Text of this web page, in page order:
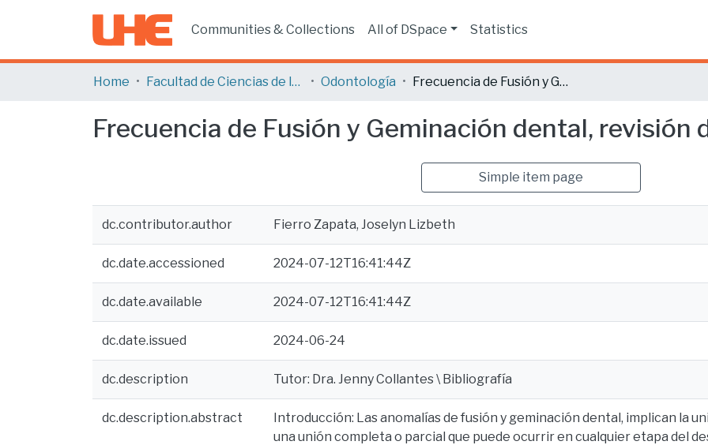
Communities & Collections All of DSpace Statistics
Home Facultad de Ciencias de la Salud Odontología Frecuencia de Fusión y Geminación dental, revisión de literatura.
Frecuencia de Fusión y Geminación dental, revisión
Simple item page
dc.contributor.author Fierro Zapata, Joselyn Lizbeth
dc.date.accessioned 2024-07-12T16:41:44Z
dc.date.available 2024-07-12T16:41:44Z
dc.date.issued 2024-06-24
dc.description Tutor: Dra. Jenny Collantes \ Bibliografía
dc.description.abstract
Introducción: Las anomalías de fusión y geminación dental, implican la
una unión completa o parcial que puede ocurrir en cualquier etapa del